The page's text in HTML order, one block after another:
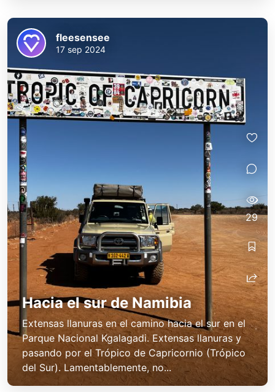
Hacia el sur de Namibia
Extensas llanuras en el camino hacia el sur en el
Parque Nacional Kgalagadi. Extensas llanuras y
pasando por el Trópico de Capricornio (Trópico
del Sur). Lamentablemente, no...
fleesensee
17 sep 2024
29